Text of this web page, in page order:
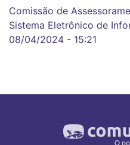
Comissão de
Sistema Eletrônico de
08/04/2024 - 15:21